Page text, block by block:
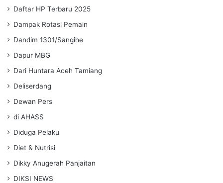
Daftar HP Terbaru 2025
Dampak Rotasi Pemain
Dandim 1301/Sangihe
Dapur MBG
Dari Huntara Aceh Tamiang
Deliserdang
Dewan Pers
di AHASS
Diduga Pelaku
Diet & Nutrisi
Dikky Anugerah Panjaitan
DIKSI NEWS